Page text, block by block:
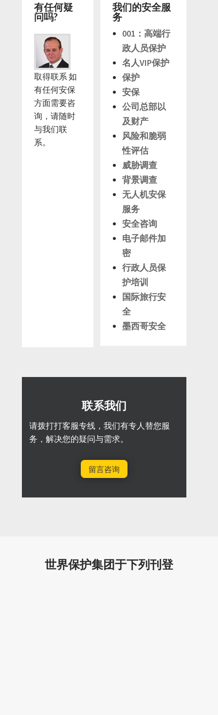
有任何疑
问吗?
取得联系 如
有任何安保
方面需要咨
询，请随时
与我们联
系。
我们的安全服
务
001：高端行
政人员保护
名人VIP保护
保护
安保
公司总部以
及财产
风险和脆弱
性评估
威胁调查
背景调查
无人机安保
服务
安全咨询
电子邮件加
密
行政人员保
护培训
国际旅行安
全
墨西哥安全
联系我们
请拨打打客服专线，我们有专人替您服
务，解决您的疑问与需求。
留言咨询
世界保护集团于下列刊登